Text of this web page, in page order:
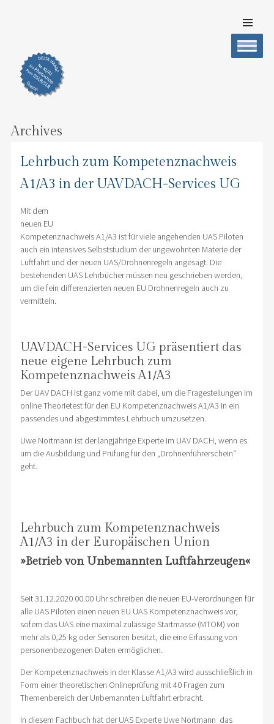
CONTENT
Archives
Lehrbuch zum Kompetenznachweis
A1/A3 in der UAVDACH-Services UG
Mit dem
neuen EU
Kompetenznachweis A1/A3 ist für viele angehenden UAS Piloten
auch ein intensives Selbststudium der ungewohnten Materie der
Luftfahrt und der neuen UAS/Drohnenregeln angesagt. Die
bestehenden UAS Lehrbücher müssen neu geschrieben werden,
um die fein differenzierten neuen EU Drohnenregeln auch zu
vermitteln.
UAVDACH-Services UG präsentiert das
neue eigene Lehrbuch zum
Kompetenznachweis A1/A3
Der UAV DACH ist ganz vorne mit dabei, um die Fragestellungen im
online Theorietest für den EU Kompetenznachweis A1/A3 in ein
passendes und abgestimmtes Lehrbuch umzusetzen.
Uwe Nortmann ist der langjährige Experte im UAV DACH, wenn es
um die Ausbildung und Prüfung für den „Drohnenführerschein“
geht.
Lehrbuch zum Kompetenznachweis
A1/A3 in der Europäischen Union
»Betrieb von Unbemannten Luftfahrzeugen«
Seit 31.12.2020 00.00 Uhr schreiben die neuen EU-Verordnungen für
alle UAS Piloten einen neuen EU UAS Kompetenznachweis vor,
sofern das UAS eine maximal zulässige Startmasse (MTOM) von
mehr als 0,25 kg oder Sensoren besitzt, die eine Erfassung von
personenbezogenen Daten ermöglichen.
Der Kompetenznachweis in der Klasse A1/A3 wird ausschließlich in
Form einer theoretischen Onlineprüfung mit 40 Fragen zum
Themenbereich der Unbemannten Luftfahrt erbracht.
In diesem Fachbuch hat der UAS Experte Uwe Nortmann das